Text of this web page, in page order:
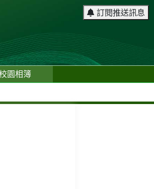
訂閱推送訊息
園相簿